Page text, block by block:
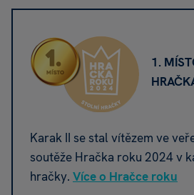
1.
Karak II se stal vítězem ve
soutěže Hračka roku 2024 v
hračky. Více o Hračce roku